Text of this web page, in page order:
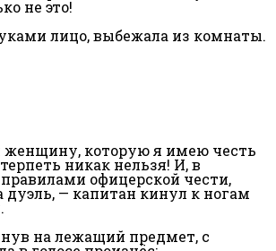
не это!
лицо, выбежала из комнаты.
женщину, которую я имею честь
никак нельзя! И, в
правилами офицерской чести,
— капитан кинул к ногам
на лежащий предмет, с